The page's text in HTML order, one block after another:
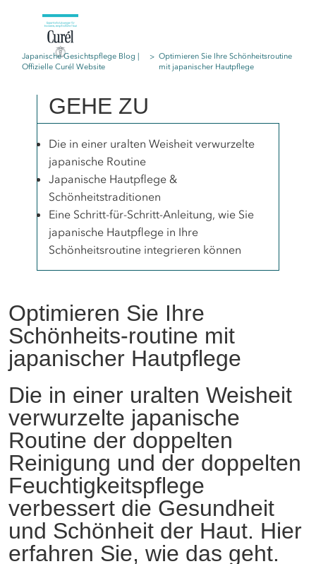
Japanische Gesichtspflege Blog |
Offizielle Curél Website
Optimieren Sie Ihre Schönheitsroutine
mit japanischer Hautpflege
GEHE ZU
Die in einer uralten Weisheit verwurzelte
japanische Routine
Japanische Hautpflege &
Schönheitstraditionen
Eine Schritt-für-Schritt-Anleitung, wie Sie
japanische Hautpflege in Ihre
Schönheitsroutine integrieren können
Optimieren Sie Ihre
Schönheits-routine mit
japanischer Hautpflege
Die in einer uralten Weisheit
verwurzelte japanische
Routine der doppelten
Reinigung und der doppelten
Feuchtigkeitspflege
verbessert die Gesundheit
und Schönheit der Haut. Hier
erfahren Sie, wie das geht.